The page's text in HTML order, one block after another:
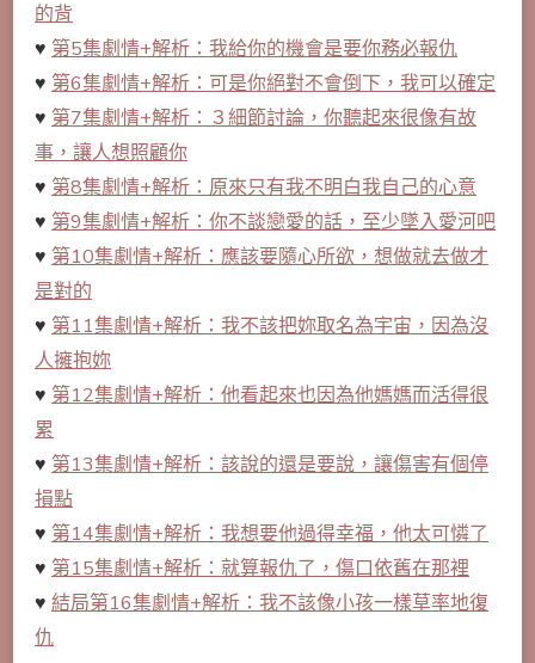
的背
♥ 第5集劇情+解析：我給你的機會是要你務必報仇
♥ 第6集劇情+解析：可是你絕對不會倒下，我可以確定
♥ 第7集劇情+解析：３細節討論，你聽起來很像有故
事，讓人想照顧你
♥ 第8集劇情+解析：原來只有我不明白我自己的心意
♥ 第9集劇情+解析：你不談戀愛的話，至少墜入愛河吧
♥ 第10集劇情+解析：應該要隨心所欲，想做就去做才
是對的
♥ 第11集劇情+解析：我不該把妳取名為宇宙，因為沒
人擁抱妳
♥ 第12集劇情+解析：他看起來也因為他媽媽而活得很
累
♥ 第13集劇情+解析：該說的還是要說，讓傷害有個停
損點
♥ 第14集劇情+解析：我想要他過得幸福，他太可憐了
♥ 第15集劇情+解析：就算報仇了，傷口依舊在那裡
♥ 結局第16集劇情+解析：我不該像小孩一樣草率地復
仇